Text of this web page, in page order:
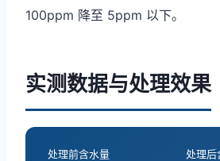
100ppm 降至 5ppm 以下。
实测数据与处理效果
处理前含水量 处理后